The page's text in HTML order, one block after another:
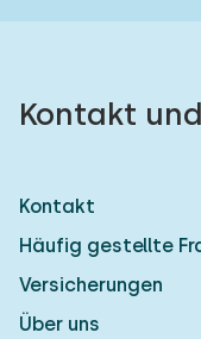
Kontakt
Kontakt
Häufig gestellte
Versicherungen
Über uns